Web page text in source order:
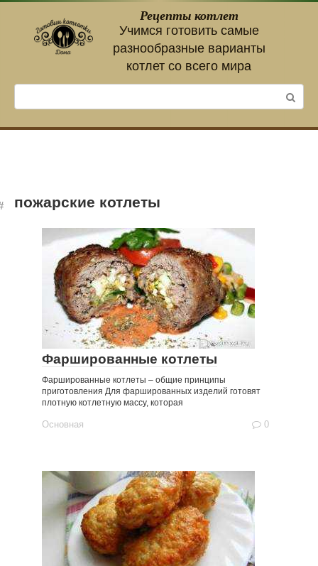
контенту
Рецепты котлет
Учимся готовить самые
разнообразные варианты
котлет со всего мира
пожарские котлеты
Фаршированные котлеты
Фаршированные котлеты – общие принципы
приготовления Для фаршированных изделий готовят
плотную котлетную массу, которая
Основная 0